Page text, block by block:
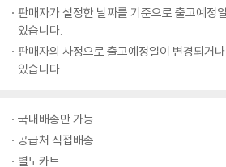
판매자가 설정한 날짜를 기준으로 출고예정
있습니다.
판매자의 사정으로 출고예정일이 변경되거
있습니다.
국내배송만 가능
공급처 직접배송
별도카트